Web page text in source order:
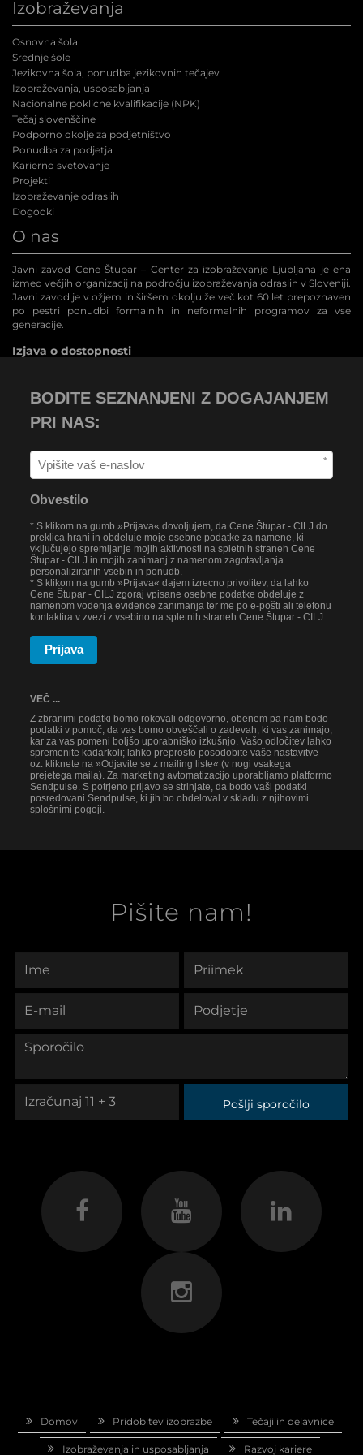
Izobraževanja
Osnovna šola
Srednje šole
Jezikovna šola, ponudba jezikovnih tečajev
Izobraževanja, usposabljanja
Nacionalne poklicne kvalifikacije (NPK)
Tečaj slovenščine
Podporno okolje za podjetništvo
Ponudba za podjetja
Karierno svetovanje
Projekti
Izobraževanje odraslih
Dogodki
O nas
Javni zavod Cene Štupar – Center za izobraževanje Ljubljana je ena
izmed večjih organizacij na področju izobraževanja odraslih v Sloveniji.
Javni zavod je v ožjem in širšem okolju že več kot 60 let prepoznaven
po pestri ponudbi formalnih in neformalnih programov za vse
generacije.
Izjava o dostopnosti
BODITE SEZNANJENI Z DOGAJANJEM
PRI NAS:
*
Obvestilo
* S klikom na gumb »Prijava« dovoljujem, da Cene Štupar - CILJ do
preklica hrani in obdeluje moje osebne podatke za namene, ki
vključujejo spremljanje mojih aktivnosti na spletnih straneh Cene
Štupar - CILJ in mojih zanimanj z namenom zagotavljanja
personaliziranih vsebin in ponudb.
* S klikom na gumb »Prijava« dajem izrecno privolitev, da lahko
Cene Štupar - CILJ zgoraj vpisane osebne podatke obdeluje z
namenom vodenja evidence zanimanja ter me po e-pošti ali telefonu
kontaktira v zvezi z vsebino na spletnih straneh Cene Štupar - CILJ.
Prijava
VEČ ...
Z zbranimi podatki bomo rokovali odgovorno, obenem pa nam bodo
podatki v pomoč, da vas bomo obveščali o zadevah, ki vas zanimajo,
kar za vas pomeni boljšo uporabniško izkušnjo. Vašo odločitev lahko
spremenite kadarkoli; lahko preprosto posodobite vaše nastavitve
oz. kliknete na »Odjavite se z mailing liste« (v nogi vsakega
prejetega maila). Za marketing avtomatizacijo uporabljamo platformo
Sendpulse. S potrjeno prijavo se strinjate, da bodo vaši podatki
posredovani Sendpulse, ki jih bo obdeloval v skladu z njihovimi
splošnimi pogoji.
Pišite nam!
Pošlji sporočilo
Domov Pridobitev izobrazbe Tečaji in delavnice
Izobraževanja in usposabljanja Razvoj kariere